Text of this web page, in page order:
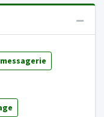
messagerie